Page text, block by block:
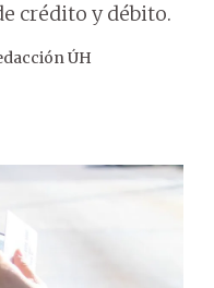
crédito y débito.
ÚH